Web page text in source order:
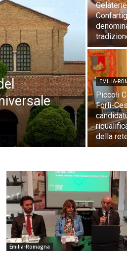
EMILIA-
Piccoli
Forlì-
della
Emilia-Romagna